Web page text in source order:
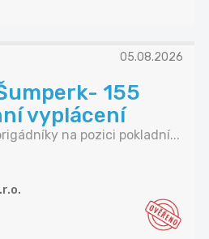
05.08.2026
155
vyplácení
na pozici pokladní...